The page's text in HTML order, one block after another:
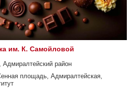
им. К. Самойловой
Адмиралтейский район
площадь, Адмиралтейская,